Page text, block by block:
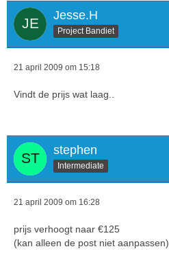
Jesse.H
Project Bandiet
21 april 2009 om 15:18
Vindt de prijs wat laag..
stephen
Intermediate
21 april 2009 om 16:28
prijs verhoogt naar €125
(kan alleen de post niet aanpassen)